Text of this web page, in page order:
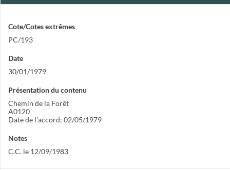
Cote/Cotes extrêmes
PC/193
Date
30/01/1979
Présentation du contenu
Chemin de la Forêt
A0120
Date de l'accord: 02/05/1979
Notes
C.C. le 12/09/1983